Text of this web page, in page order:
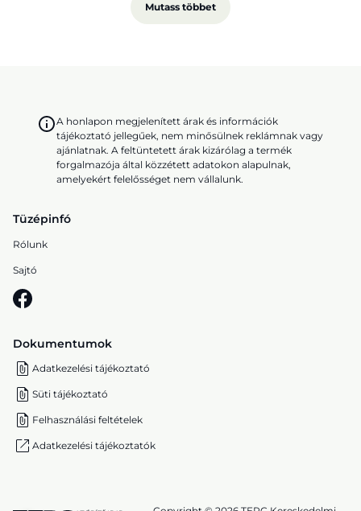
Mutass többet
A honlapon megjelenített árak és információk
tájékoztató jellegűek, nem minősülnek reklámnak vagy
ajánlatnak. A feltüntetett árak kizárólag a termék
forgalmazója által közzétett adatokon alapulnak,
amelyekért felelősséget nem vállalunk.
Tüzépinfó
Rólunk
Sajtó
Dokumentumok
Adatkezelési tájékoztató
Süti tájékoztató
Felhasználási feltételek
Adatkezelési tájékoztatók